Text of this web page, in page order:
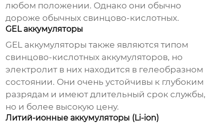
любом положении. Однако они обычно
дороже обычных свинцово-кислотных.
GEL аккумуляторы
GEL аккумуляторы также являются типом
свинцово-кислотных аккумуляторов, но
электролит в них находится в гелеобразном
состоянии. Они очень устойчивы к глубоким
разрядам и имеют длительный срок службы,
но и более высокую цену.
Литий-ионные аккумуляторы (Li-ion)